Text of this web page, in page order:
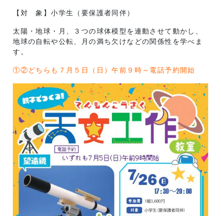
【対 象】小学生（要保護者同伴）
太陽・地球・月、３つの球体模型を連動させて動かし、
地球の自転や公転、月の満ち欠けなどの関係性を学べま
す。
①②どちらも７月５日（日）午前９時～電話予約開始